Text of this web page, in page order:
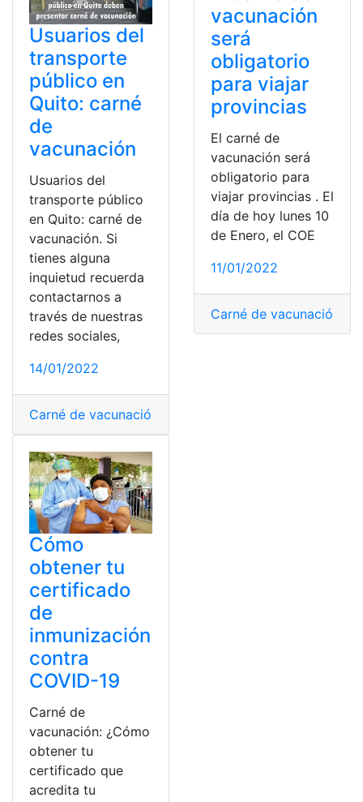
Usuarios del
transporte
público en
Quito: carné
de
vacunación
Usuarios del
transporte público
en Quito: carné de
vacunación. Si
tienes alguna
inquietud recuerda
contactarnos a
través de nuestras
redes sociales,
14/01/2022
Carné de vacunación
vacunación
será
obligatorio
para viajar
provincias
El carné de
vacunación será
obligatorio para
viajar provincias . El
día de hoy lunes 10
de Enero, el COE
11/01/2022
Carné de vacunación
Cómo
obtener tu
certificado
de
inmunización
contra
COVID-19
Carné de
vacunación: ¿Cómo
obtener tu
certificado que
acredita tu